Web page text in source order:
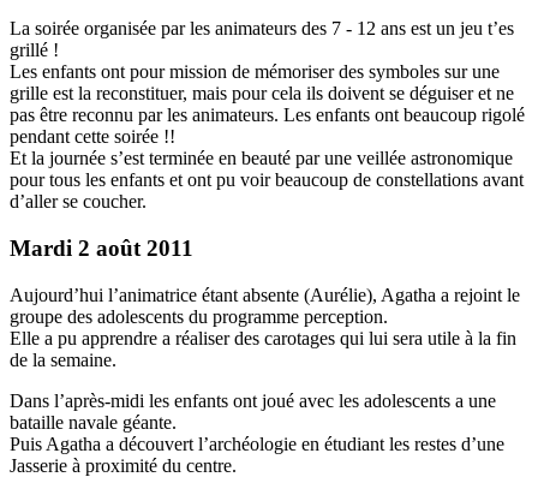
La soirée organisée par les animateurs des 7 - 12 ans est un jeu t’es
grillé !
Les enfants ont pour mission de mémoriser des symboles sur une
grille est la reconstituer, mais pour cela ils doivent se déguiser et ne
pas être reconnu par les animateurs. Les enfants ont beaucoup rigolé
pendant cette soirée !!
Et la journée s’est terminée en beauté par une veillée astronomique
pour tous les enfants et ont pu voir beaucoup de constellations avant
d’aller se coucher.
Mardi 2 août 2011
Aujourd’hui l’animatrice étant absente (Aurélie), Agatha a rejoint le
groupe des adolescents du programme perception.
Elle a pu apprendre a réaliser des carotages qui lui sera utile à la fin
de la semaine.
Dans l’après-midi les enfants ont joué avec les adolescents a une
bataille navale géante.
Puis Agatha a découvert l’archéologie en étudiant les restes d’une
Jasserie à proximité du centre.